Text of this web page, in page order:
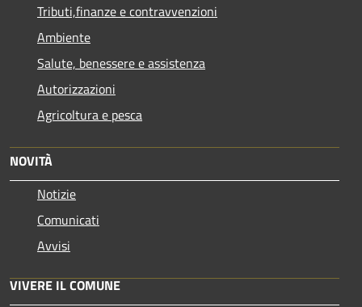
Tributi,finanze e contravvenzioni
Ambiente
Salute, benessere e assistenza
Autorizzazioni
Agricoltura e pesca
NOVITÀ
Notizie
Comunicati
Avvisi
VIVERE IL COMUNE